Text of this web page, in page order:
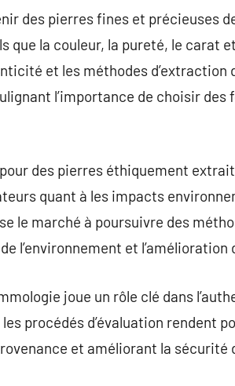
des pierres fines et précieuses
que la couleur, la pureté, le carat
et les méthodes
l’importance de choisir
pour des pierres éthiquement
quant à les impacts
le marché à poursuivre des
l’environnement et
joue un rôle clé dans
les procédés d’évaluation rendent
et améliorant la sécurité